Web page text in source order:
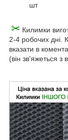
шт
✂ Килимки
2-4 робочих дні.
вказати в
(він зв'яжеться